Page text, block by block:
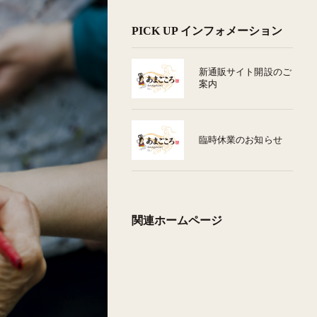
PICK UP インフォメーション
新通販サイト開設のご
案内
臨時休業のお知らせ
関連ホームページ